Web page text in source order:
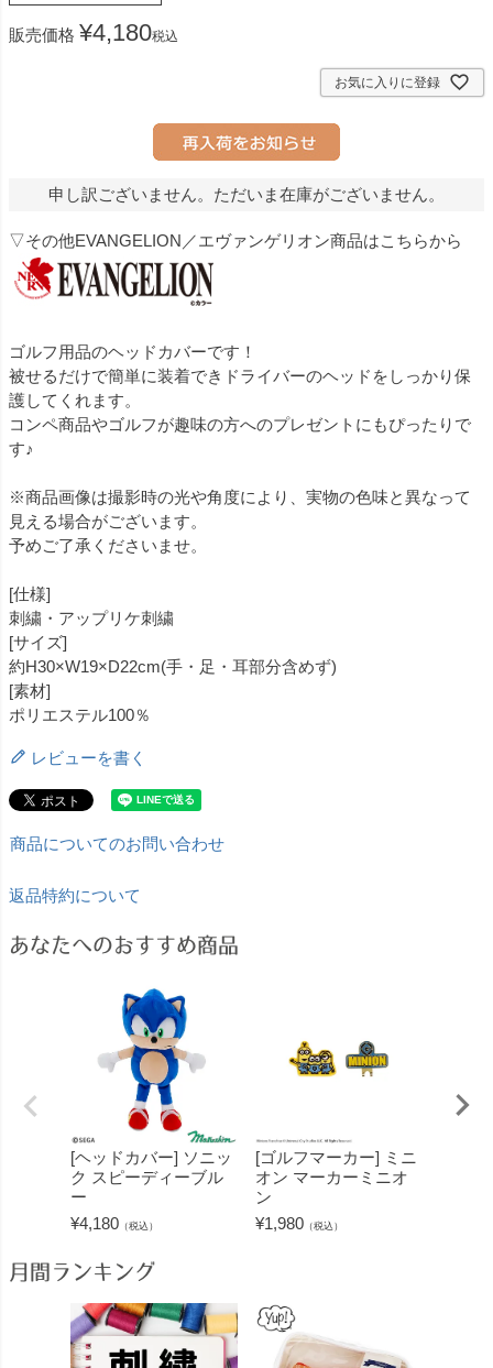
販売価格 ¥4,180税込
お気に入りに登録
申し訳ございません。ただいま在庫がございません。
▽その他EVANGELION／エヴァンゲリオン商品はこちらから
ゴルフ用品のヘッドカバーです！
被せるだけで簡単に装着できドライバーのヘッドをしっかり保
護してくれます。
コンペ商品やゴルフが趣味の方へのプレゼントにもぴったりで
す♪
※商品画像は撮影時の光や角度により、実物の色味と異なって
見える場合がございます。
予めご了承くださいませ。
[仕様]
刺繍・アップリケ刺繍
[サイズ]
約H30×W19×D22cm(手・足・耳部分含めず)
[素材]
ポリエステル100％
レビューを書く
商品についてのお問い合わせ
返品特約について
あなたへのおすすめ商品
[ヘッドカバー] ソニッ
ク スピーディーブル
ー
¥4,180 （税込）
[ゴルフマーカー] ミニ
オン マーカーミニオ
ン
¥1,980 （税込）
月間ランキング